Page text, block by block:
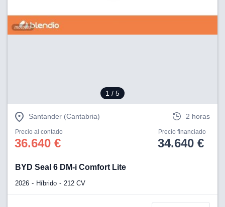
1 / 5
Santander (Cantabria) 2 horas
Precio al contado
36.640 €
Precio financiado
34.640 €
BYD Seal 6 DM-i Comfort Lite
2026 Híbrido 212 CV